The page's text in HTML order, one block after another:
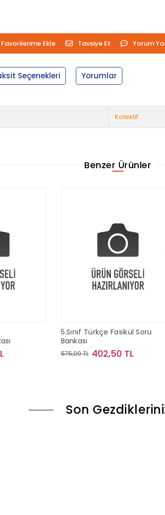
Favorilerime Ekle Tavsiye Et Yorum
Seçenekleri Yorumlar
Kolektif
Benzer Ürünler
5.Sınıf Türkçe Fasikül Soru
Bankası
575,00 TL 402,50 TL
Son